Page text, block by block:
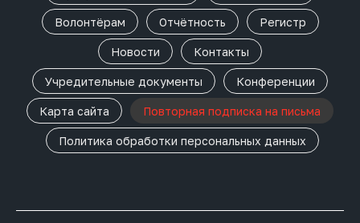
Волонтёрам Отчётность Регистр
Новости Контакты
Учредительные документы Конференции
Карта сайта Повторная подписка на письма
Политика обработки персональных данных